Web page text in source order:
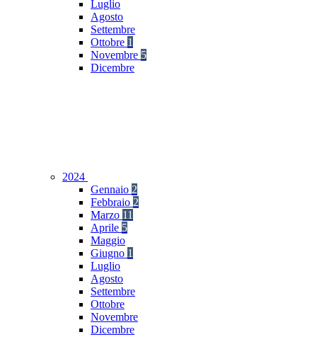
Luglio
Agosto
Settembre
Ottobre 1
Novembre 5
Dicembre
2024
Gennaio 2
Febbraio 2
Marzo 11
Aprile 5
Maggio
Giugno 1
Luglio
Agosto
Settembre
Ottobre
Novembre
Dicembre